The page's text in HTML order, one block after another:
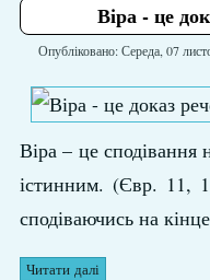
Віра - це
Опубліковано: Середа, 07
Віра – це
істинним. (Євр. 11,
сподіваючись на
Читати далі